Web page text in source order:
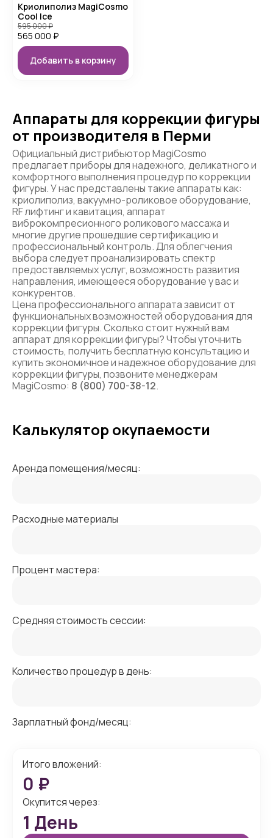
Криолиполиз MagiCosmo
Cool Ice
565 000 ₽
595 000₽
Добавить в корзину
Аппараты для коррекции фигуры
от производителя в Перми
Официальный дистрибьютор MagiCosmo
предлагает приборы для надежного, деликатного и
комфортного выполнения процедур по коррекции
фигуры. У нас представлены такие аппараты как:
криолиполиз, вакуумно-роликовое оборудование,
RF лифтинг и кавитация, аппарат
виброкомпресионного роликового массажа и
многие другие прошедшие сертификацию и
профессиональный контроль. Для облегчения
выбора следует проанализировать спектр
предоставляемых услуг, возможность развития
направления, имеющееся оборудование у вас и
конкурентов.
Цена профессионального аппарата зависит от
функциональных возможностей оборудования для
коррекции фигуры. Сколько стоит нужный вам
аппарат для коррекции фигуры? Чтобы уточнить
стоимость, получить бесплатную консультацию и
купить экономичное и надежное оборудование для
коррекции фигуры, позвоните менеджерам
MagiCosmo: 8 (800) 700-38-12.
Калькулятор окупаемости
Аренда помещения/месяц:
Расходные материалы
Процент мастера:
Средняя стоимость сессии:
Количество процедур в день:
Зарплатный фонд/месяц:
Итого вложений:
0 ₽
Окупится через:
1 День